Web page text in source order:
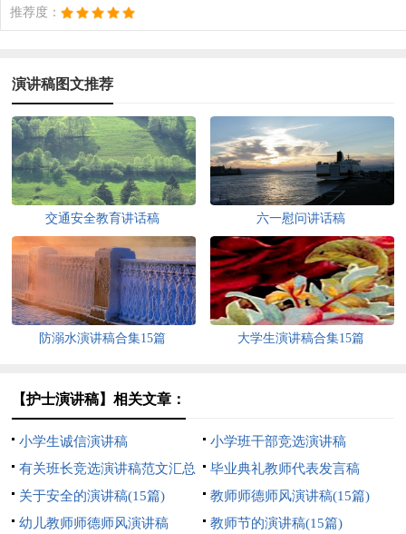
推荐度：
演讲稿图文推荐
交通安全教育讲话稿 六一慰问讲话稿
防溺水演讲稿合集15篇 大学生演讲稿合集15篇
【护士演讲稿】相关文章：
小学生诚信演讲稿
小学班干部竞选演讲稿
有关班长竞选演讲稿范文汇总
八篇
毕业典礼教师代表发言稿
关于安全的演讲稿(15篇)
教师师德师风演讲稿(15篇)
幼儿教师师德师风演讲稿
教师节的演讲稿(15篇)